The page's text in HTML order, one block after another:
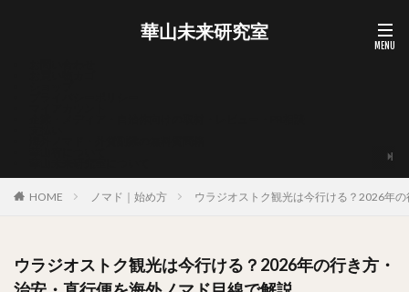
華山未来研究室
HOME ノマド｜始め方 ウラジオストク観光は今行ける？2026年
ウラジオストク観光は今行ける？2026年の行き方・